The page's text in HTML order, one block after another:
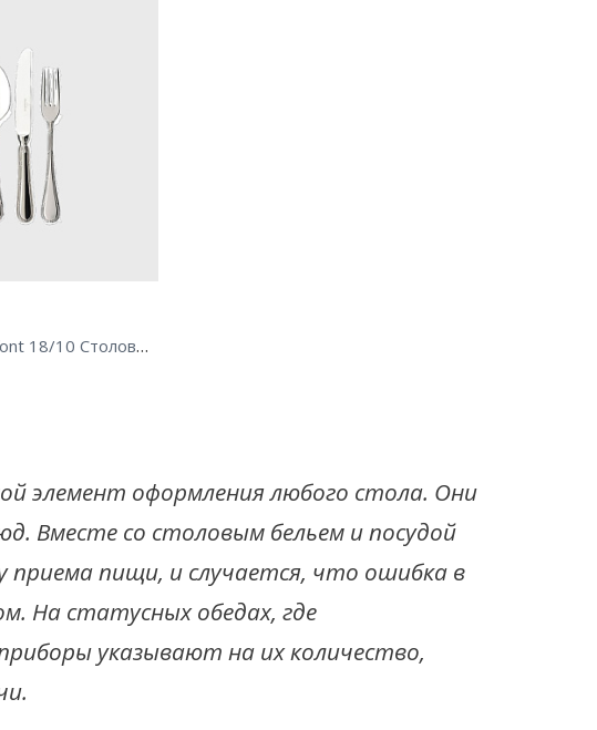
Kreuzband Septfont 18/10 Столовые приборы 24 пр.
элемент оформления любого стола. Они
Вместе со столовым бельем и посудой
пищи, и случается, что ошибка в
На статусных обедах, где
указывают на их количество,